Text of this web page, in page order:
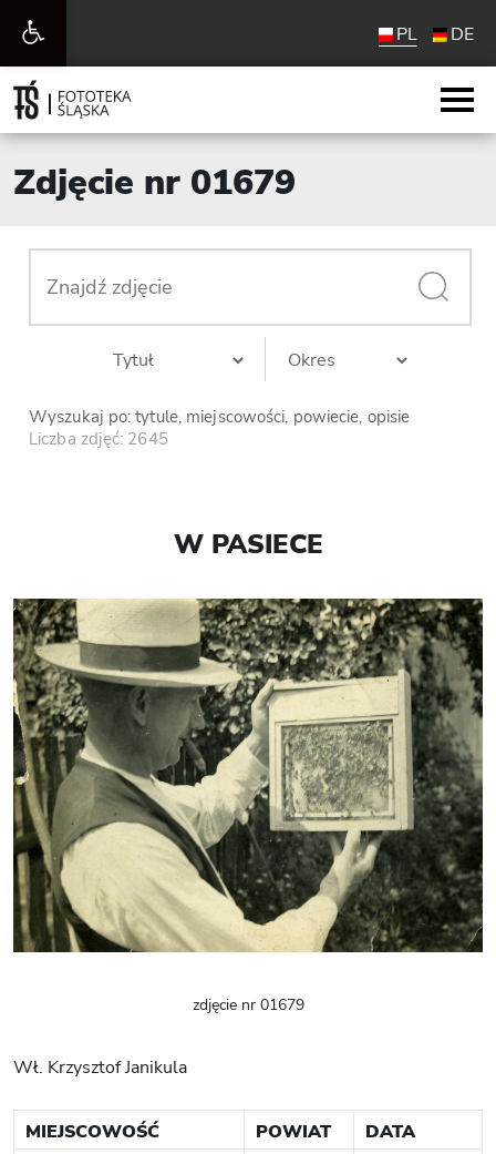
Otwórz
pasek
narzędzi
PL DE
Zdjęcie nr 01679
Wyszukaj po: tytule, miejscowości, powiecie, opisie
Liczba zdjęć: 2645
W PASIECE
zdjęcie nr 01679
Wł. Krzysztof Janikula
MIEJSCOWOŚĆ POWIAT
DATA